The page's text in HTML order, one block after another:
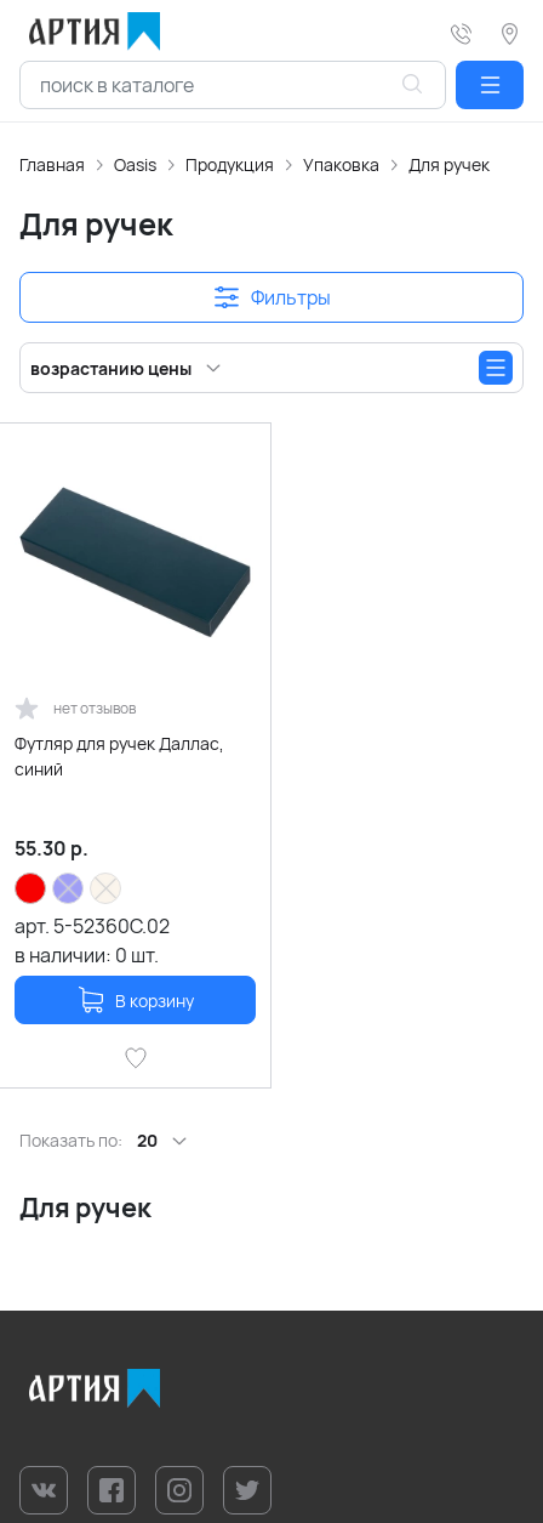
Главная Oasis Продукция Упаковка Для ручек
Для ручек
Фильтры
возрастанию цены
нет отзывов
Футляр для ручек Даллас,
синий
55.30 р.
арт. 5-52360C.02
в наличии: 0 шт.
В корзину
Показать по: 20
Для ручек